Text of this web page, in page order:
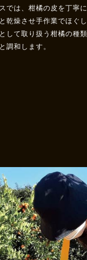
では、柑橘の皮を丁寧
乾燥させ手作業でほぐ
して取り扱う柑橘の種
調和します。